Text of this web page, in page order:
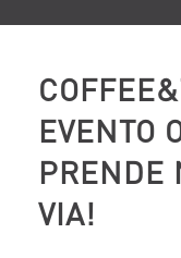
EVENTO
PRENDE
VIA!